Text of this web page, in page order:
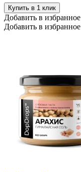
Купить в 1 клик
Добавить в избранное
Добавить в избранное